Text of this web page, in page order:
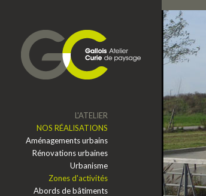
L'ATELIER
NOS RÉALISATIONS
Aménagements urbains
Rénovations urbaines
Urbanisme
Zones d'activités
Abords de bâtiments